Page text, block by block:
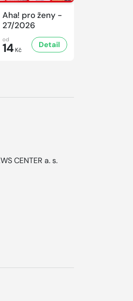
Aha! pro ženy -
27/2026
od
14 Kč
Detail
CENTER a. s.